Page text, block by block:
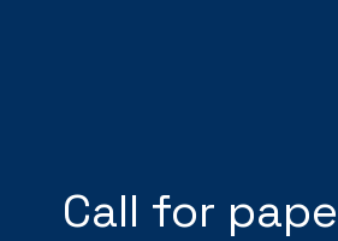
Call for